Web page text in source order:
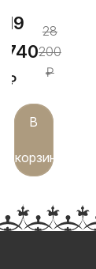
19
740
₽
28
200
₽
В
корзину